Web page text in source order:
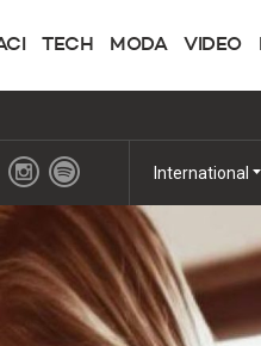
TECH MODA VIDEO
International